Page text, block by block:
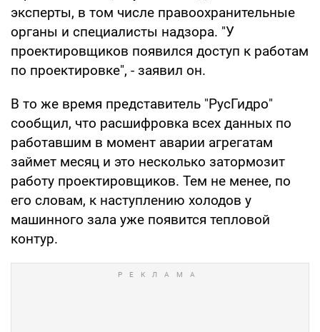
эксперты, в том числе правоохранительные
органы и специалисты надзора. "У
проектировщиков появился доступ к работам
по проектировке", - заявил он.
В то же время представитель "РусГидро"
сообщил, что расшифровка всех данных по
работавшим в момент аварии агрегатам
займет месяц и это несколько затормозит
работу проектировщиков. Тем не менее, по
его словам, к наступлению холодов у
машинного зала уже появится тепловой
контур.